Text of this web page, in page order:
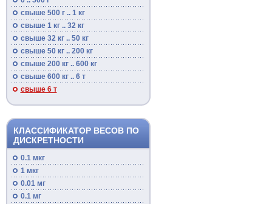
свыше 500 г .. 1 кг
свыше 1 кг .. 32 кг
свыше 32 кг .. 50 кг
свыше 50 кг .. 200 кг
свыше 200 кг .. 600 кг
свыше 600 кг .. 6 т
свыше 6 т
КЛАССИФИКАТОР ВЕСОВ ПО
ДИСКРЕТНОСТИ
0.1 мкг
1 мкг
0.01 мг
0.1 мг